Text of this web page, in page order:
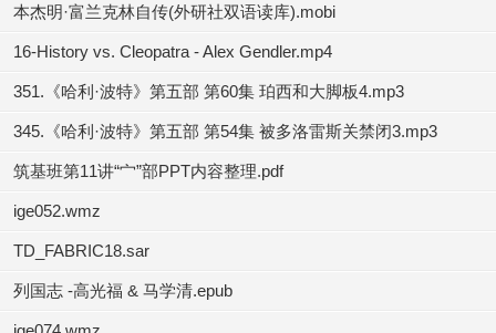
本杰明·富兰克林自传(外研社双语读库).mobi
16-History vs. Cleopatra - Alex Gendler.mp4
351.《哈利·波特》第五部 第60集 珀西和大脚板4.mp3
345.《哈利·波特》第五部 第54集 被多洛雷斯关禁闭3.mp3
筑基班第11讲“宀”部PPT内容整理.pdf
ige052.wmz
TD_FABRIC18.sar
列国志 -高光福 & 马学清.epub